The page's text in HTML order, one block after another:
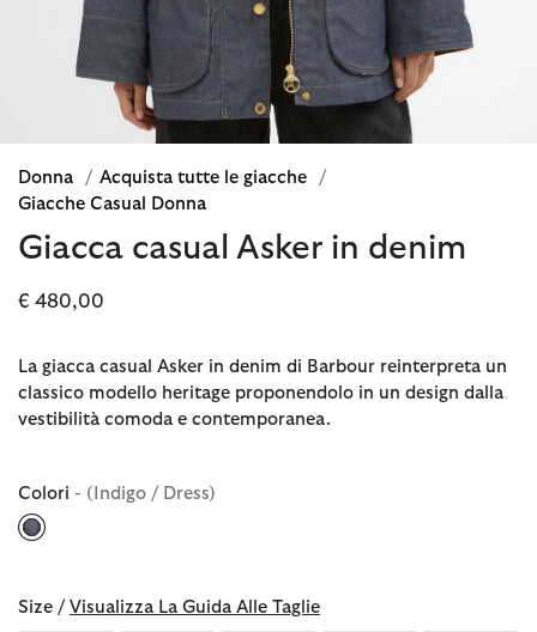
Donna / Acquista tutte le giacche
/
Giacche Casual Donna
Giacca casual Asker in denim
€ 480,00
La giacca casual Asker in denim di Barbour reinterpreta un
classico modello heritage proponendolo in un design dalla
vestibilità comoda e contemporanea.
Colori - (Indigo / Dress)
Size / Visualizza La Guida Alle Taglie